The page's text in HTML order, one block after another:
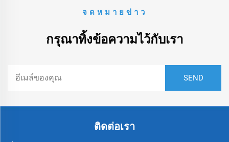
จดหมายข่าว
กรุณาทิ้งข้อความไว้กับเรา
ติดต่อเรา